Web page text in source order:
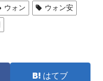
ウォン
ウォン安
はてブ